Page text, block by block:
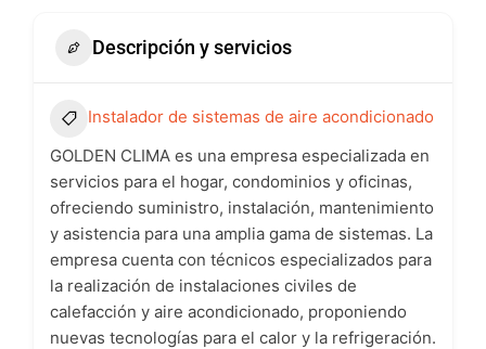
Descripción y servicios
Instalador de sistemas de aire acondicionado
GOLDEN CLIMA es una empresa especializada en
servicios para el hogar, condominios y oficinas,
ofreciendo suministro, instalación, mantenimiento
y asistencia para una amplia gama de sistemas. La
empresa cuenta con técnicos especializados para
la realización de instalaciones civiles de
calefacción y aire acondicionado, proponiendo
nuevas tecnologías para el calor y la refrigeración.